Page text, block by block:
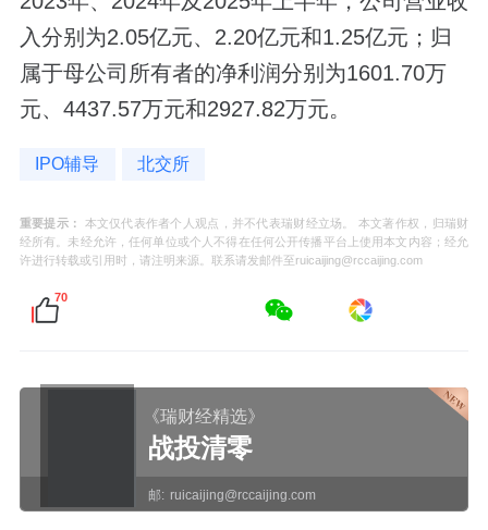
入分别为2.05亿元、2.20亿元和1.25亿元；归
属于母公司所有者的净利润分别为1601.70万
元、4437.57万元和2927.82万元。
IPO辅导 北交所
重要提示：
本文仅代表作者个人观点，并不代表瑞财经立场。 本文著作权，归瑞财
经所有。未经允许，任何单位或个人不得在任何公开传播平台上使用本文内容；经允
许进行转载或引用时，请注明来源。联系请发邮件至ruicaijing@rccaijing.com
70
《瑞财经精选》
战投清零
邮: ruicaijing@rccaijing.com